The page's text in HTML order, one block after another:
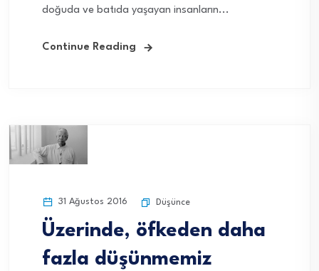
doğuda ve batıda yaşayan insanların...
Continue Reading
31 Ağustos 2016 Düşünce
Üzerinde, öfkeden daha
fazla düşünmemiz